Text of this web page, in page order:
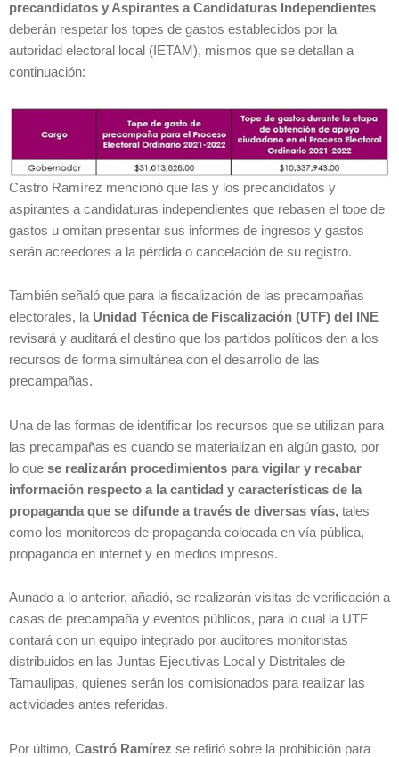
precandidatos y Aspirantes a Candidaturas Independientes
deberán respetar los topes de gastos establecidos por la
autoridad electoral local (IETAM), mismos que se detallan a
continuación:
Castro Ramírez mencionó que las y los precandidatos y
aspirantes a candidaturas independientes que rebasen el tope de
gastos u omitan presentar sus informes de ingresos y gastos
serán acreedores a la pérdida o cancelación de su registro.
También señaló que para la fiscalización de las precampañas
electorales, la Unidad Técnica de Fiscalización (UTF) del INE
revisará y auditará el destino que los partidos políticos den a los
recursos de forma simultánea con el desarrollo de las
precampañas.
Una de las formas de identificar los recursos que se utilizan para
las precampañas es cuando se materializan en algún gasto, por
lo que se realizarán procedimientos para vigilar y recabar
información respecto a la cantidad y características de la
propaganda que se difunde a través de diversas vías, tales
como los monitoreos de propaganda colocada en vía pública,
propaganda en internet y en medios impresos.
Aunado a lo anterior, añadió, se realizarán visitas de verificación a
casas de precampaña y eventos públicos, para lo cual la UTF
contará con un equipo integrado por auditores monitoristas
distribuidos en las Juntas Ejecutivas Local y Distritales de
Tamaulipas, quienes serán los comisionados para realizar las
actividades antes referidas.
Por último, Castró Ramírez se refirió sobre la prohibición para